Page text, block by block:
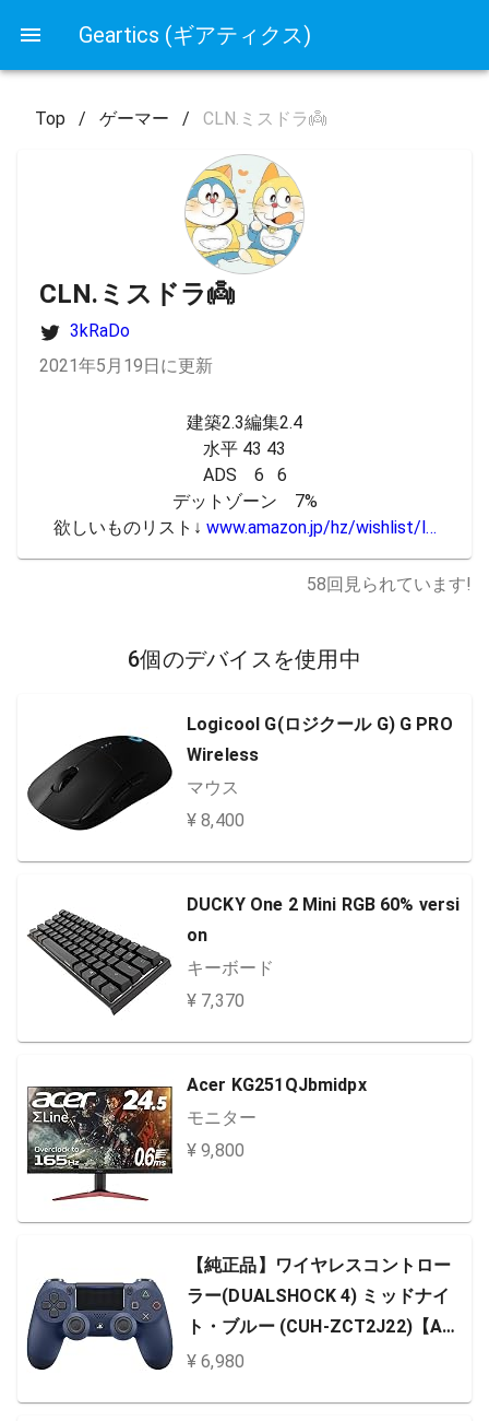
Geartics (ギアティクス)
Top / ゲーマー / CLN.ミスドラ👼
CLN.ミスドラ👼
3kRaDo
2021年5月19日に更新
建築2.3編集2.4
水平 43 43
ADS    6   6
デットゾーン    7%
欲しいものリスト↓ www.amazon.jp/hz/wishlist/l…
58回見られています!
6個のデバイスを使用中
Logicool G(ロジクール G) G PRO
Wireless
マウス
¥ 8,400
DUCKY One 2 Mini RGB 60% versi
on
キーボード
¥ 7,370
Acer KG251QJbmidpx
モニター
¥ 9,800
【純正品】ワイヤレスコントロー
ラー(DUALSHOCK 4) ミッドナイ
ト・ブルー (CUH-ZCT2J22)【Am
azon.co.jp限定】PS Hits / Value S
¥ 6,980